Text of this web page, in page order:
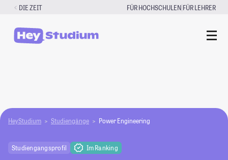
Zum
springen
DIE ZEIT FÜR HOCHSCHULEN|FÜR LEHRER
HeyStudium Studiengänge Power Engineering
Studiengangsprofil Im Ranking